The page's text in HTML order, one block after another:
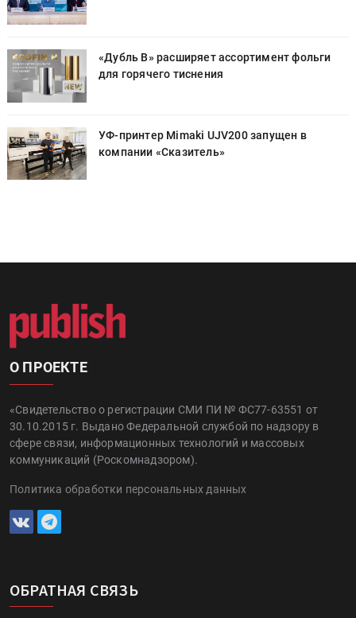
«Дубль В» расширяет ассортимент фольги
для горячего тиснения
УФ-принтер Mimaki UJV200 запущен в
компании «Сказитель»
О ПРОЕКТЕ
«Свидетельство о регистрации СМИ ПИ № ФС77-63551 от
30.10.2015 г. Выдано Федеральной службой по надзору в
сфере связи, информационных технологий и массовых
коммуникаций (Роскомнадзором).
Политика обработки персональных данных
ОБРАТНАЯ СВЯЗЬ